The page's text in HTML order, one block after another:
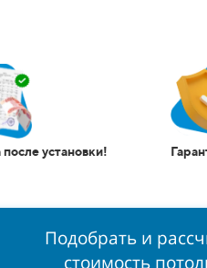
установки!
Подобрать и
стоимость